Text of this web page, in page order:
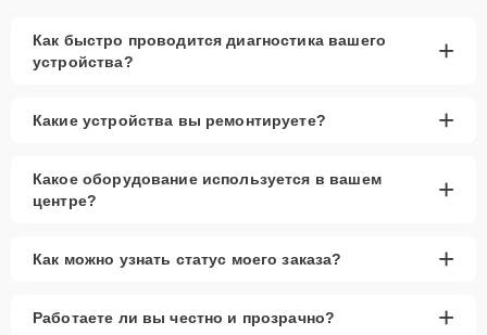
Как быстро проводится диагностика вашего
устройства?
+
Какие устройства вы ремонтируете? +
Какое оборудование используется в вашем
центре?
+
Как можно узнать статус моего заказа? +
Работаете ли вы честно и прозрачно? +